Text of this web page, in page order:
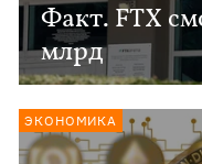
Факт. FTX
млрд
ЭКОНОМИКА